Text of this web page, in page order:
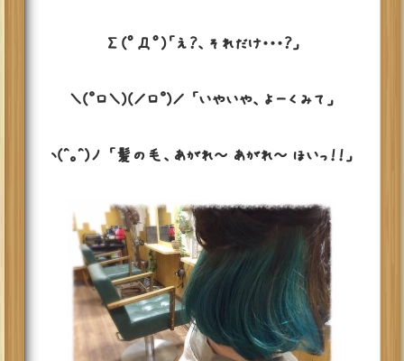
Σ(ﾟДﾟ)「え？、それだけ・・・？」
＼(゜ロ＼)(／ロ゜)／ 「いやいや、よーくみて」
ヽ(^。^)ノ 「髪の毛、あがれ～ あがれ～ ほいっ！！」